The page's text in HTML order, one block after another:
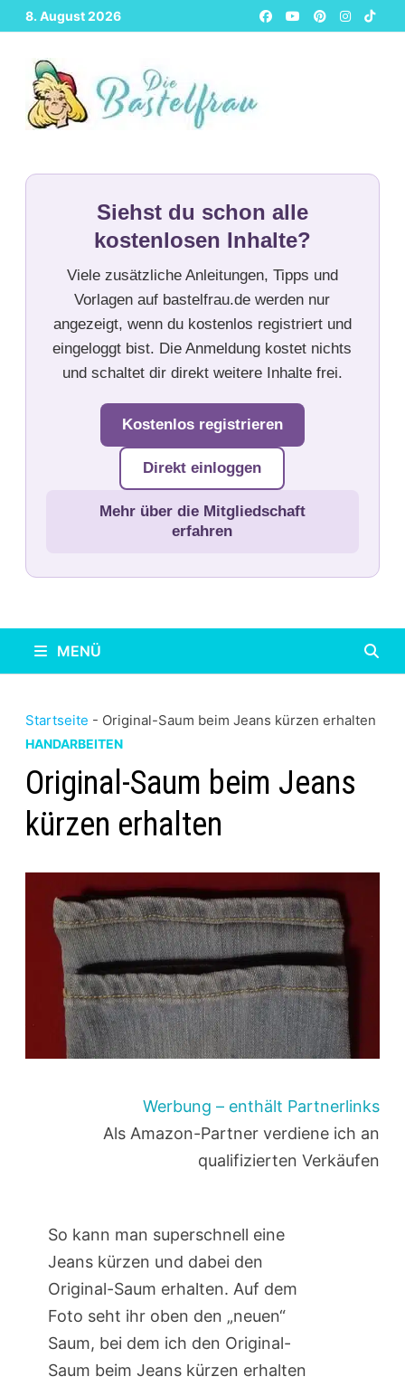
Zurück
zum
Inhalt
8. August 2026
Siehst du schon alle
kostenlosen Inhalte?
Viele zusätzliche Anleitungen, Tipps und
Vorlagen auf bastelfrau.de werden nur
angezeigt, wenn du kostenlos registriert und
eingeloggt bist. Die Anmeldung kostet nichts
und schaltet dir direkt weitere Inhalte frei.
Kostenlos registrieren
Direkt einloggen
Mehr über die Mitgliedschaft
erfahren
MENÜ
Startseite - Original-Saum beim Jeans kürzen erhalten
HANDARBEITEN
Original-Saum beim Jeans
kürzen erhalten
Werbung – enthält Partnerlinks
Als Amazon-Partner verdiene ich an
qualifizierten Verkäufen
So kann man superschnell eine
Jeans kürzen und dabei den
Original-Saum erhalten. Auf dem
Foto seht ihr oben den „neuen“
Saum, bei dem ich den Original-
Saum beim Jeans kürzen erhalten